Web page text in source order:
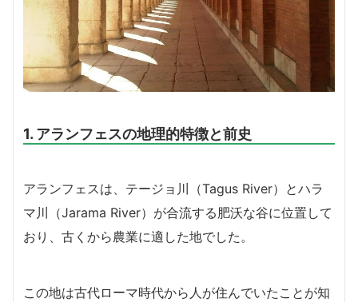
1. アランフェスの地理的特徴と前史
アランフェスは、テージョ川（Tagus River）とハラ
マ川（Jarama River）が合流する肥沃な谷に位置して
おり、古くから農業に適した地でした。
この地は古代ローマ時代から人が住んでいたことが知